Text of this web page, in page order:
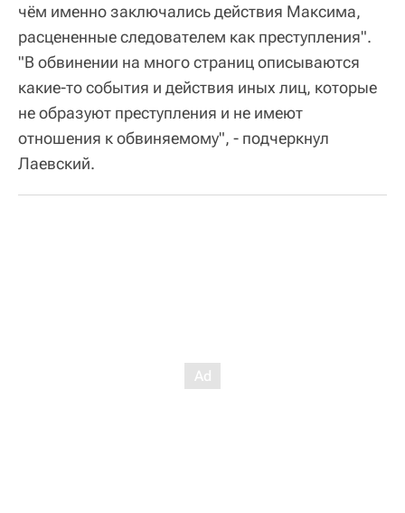
чём именно заключались действия Максима,
расцененные следователем как преступления".
"В обвинении на много страниц описываются
какие-то события и действия иных лиц, которые
не образуют преступления и не имеют
отношения к обвиняемому", - подчеркнул
Лаевский.